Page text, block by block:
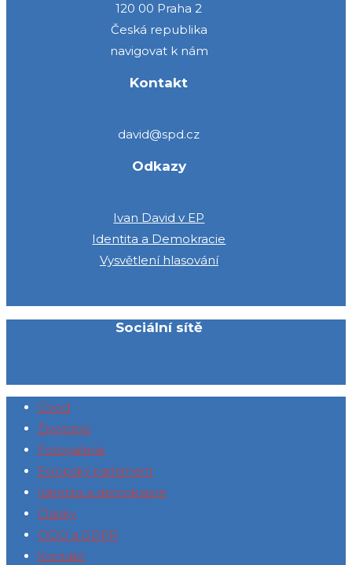
120 00 Praha 2
Česká republika
navigovat k nám
Kontakt
david@spd.cz
Odkazy
Ivan David v EP
Identita a Demokracie
Vysvětlení hlasování
Sociální sítě
Úvod
Životopis
Fotogalerie
Evropský parlament
Identita a demokracie
Články
OOÚ a GDPR
Kontakt